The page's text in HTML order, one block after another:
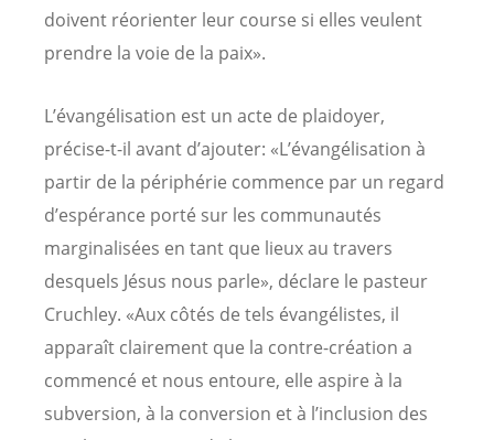
doivent réorienter leur course si elles veulent
prendre la voie de la paix».
L’évangélisation est un acte de plaidoyer,
précise-t-il avant d’ajouter: «L’évangélisation à
partir de la périphérie commence par un regard
d’espérance porté sur les communautés
marginalisées en tant que lieux au travers
desquels Jésus nous parle», déclare le pasteur
Cruchley. «Aux côtés de tels évangélistes, il
apparaît clairement que la contre-création a
commencé et nous entoure, elle aspire à la
subversion, à la conversion et à l’inclusion des